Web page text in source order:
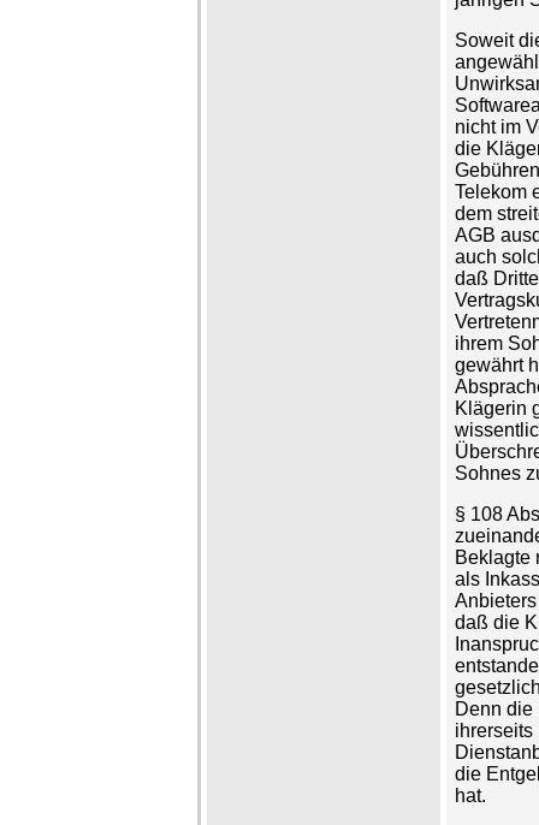
Soweit
nicht im
die
Telekom
dem
AGB
auch
daß
ihrem
gewährt
Klägerin
Sohnes
§ 108
Beklagte
als
daß die
Denn
ihrerseits
die
hat.